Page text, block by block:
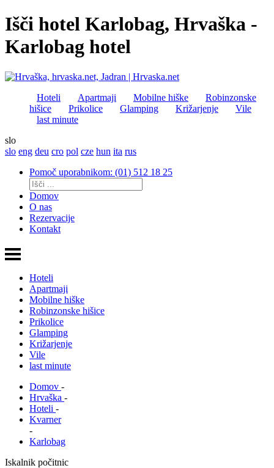
Išči hotel Karlobag, Hrvaška -
Karlobag hotel
Hoteli Apartmaji Mobilne hiške
Robinzonske
hišice
Prikolice Glamping Križarjenje
Vile
last minute
slo
slo eng deu cro pol cze hun ita rus
Pomoč uporabnikom: (01) 512 18 25
Domov
O nas
Rezervacije
Kontakt
Hoteli
Apartmaji
Mobilne hiške
Robinzonske hišice
Prikolice
Glamping
Križarjenje
Vile
last minute
Domov -
Hrvaška -
Hoteli -
Kvarner
-
Karlobag
Iskalnik počitnic